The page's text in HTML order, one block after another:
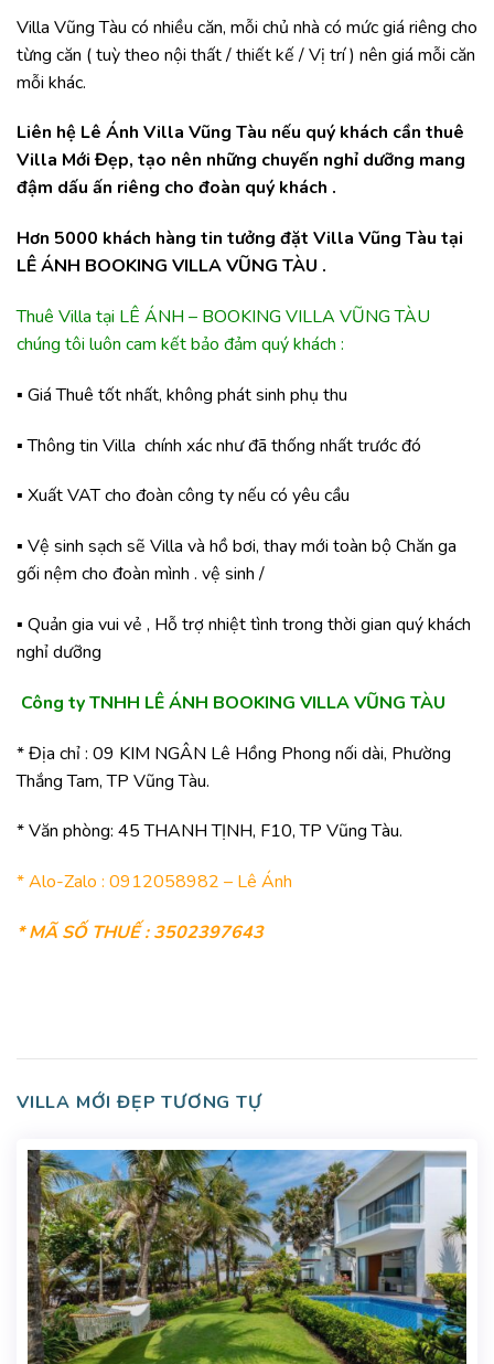
Villa Vũng Tàu có nhiều căn, mỗi chủ nhà có mức giá riêng cho
từng căn ( tuỳ theo nội thất / thiết kế / Vị trí ) nên giá mỗi căn
mỗi khác.
Liên hệ Lê Ánh Villa Vũng Tàu nếu quý khách cần thuê
Villa Mới Đẹp, tạo nên những chuyến nghỉ dưỡng mang
đậm dấu ấn riêng cho đoàn quý khách .
Hơn 5000 khách hàng tin tưởng đặt Villa Vũng Tàu tại
LÊ ÁNH BOOKING VILLA VŨNG TÀU .
Thuê Villa tại LÊ ÁNH – BOOKING VILLA VŨNG TÀU
chúng tôi luôn cam kết bảo đảm quý khách :
▪️ Giá Thuê tốt nhất, không phát sinh phụ thu
▪️ Thông tin Villa chính xác như đã thống nhất trước đó
▪️ Xuất VAT cho đoàn công ty nếu có yêu cầu
▪️ Vệ sinh sạch sẽ Villa và hồ bơi, thay mới toàn bộ Chăn ga
gối nệm cho đoàn mình . vệ sinh /
▪️ Quản gia vui vẻ , Hỗ trợ nhiệt tình trong thời gian quý khách
nghỉ dưỡng
Công ty TNHH LÊ ÁNH BOOKING VILLA VŨNG TÀU
* Địa chỉ : 09 KIM NGÂN Lê Hồng Phong nối dài, Phường
Thắng Tam, TP Vũng Tàu.
* Văn phòng: 45 THANH TỊNH, F10, TP Vũng Tàu.
* Alo-Zalo : 0912058982 – Lê Ánh
* MÃ SỐ THUẾ : 3502397643
VILLA MỚI ĐẸP TƯƠNG TỰ